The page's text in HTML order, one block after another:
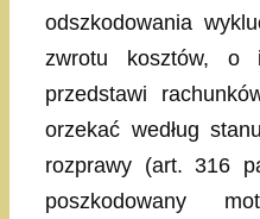
odszkodowania
zwrotu kosztów, o
przedstawi
orzekać według
rozprawy (art. 316
poszkodowany